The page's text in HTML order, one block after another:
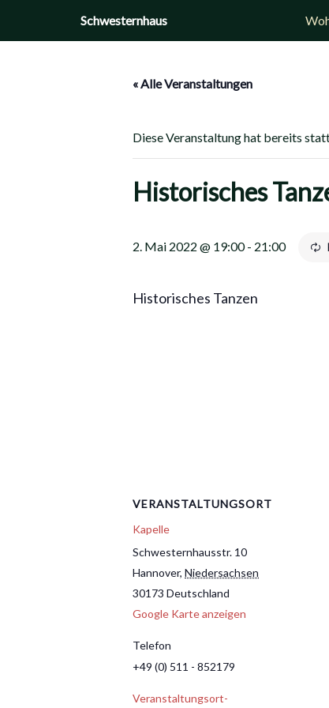
Schwesternhaus
« Alle Veranstaltungen
Diese Veranstaltung hat bereits
Historisches
2. Mai 2022 @ 19:00- 21:00
Historisches Tanzen
VERANSTALTUNGSORT
Kapelle
Schwesternhausstr. 10
Hannover, Niedersachsen
30173 Deutschland
Google Karte anzeigen
Telefon
+49 (0) 511 - 852179
Veranstaltungsort-